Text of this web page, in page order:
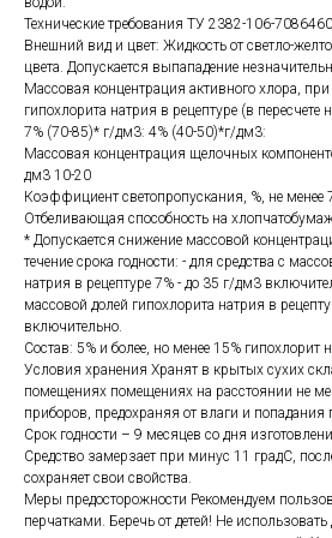
Технические требования ТУ 2382-106-
Внешний вид и цвет: Жидкость от светло-
цвета. Допускается выпападение
Массовая концентрация активного хлора,
гипохлорита натрия в рецептуре (в пересчете
7% (70-85)* г/дм3: 4% (40-50)*г/дм3:
Массовая концентрация щелочных
дм3 10-20
Коэффициент светопропускания, %, не менее
Отбеливающая способность на
* Допускается снижение массовой
течение срока годности: - для средства с
натрия в рецептуре 7% - до 35 г/дм3
массовой долей гипохлорита натрия в
включительно.
Состав: 5% и более, но менее 15% гипохлорит
Условия хранения Хранят в крытых сухих
помещениях помещениях на расстоянии не
приборов, предохраняя от влаги и попадания
Срок годности – 9 месяцев со дня
Средство замерзает при минус 11 градС,
сохраняет свои свойства.
Меры предосторожности Рекомендуем
перчатками. Беречь от детей! Не